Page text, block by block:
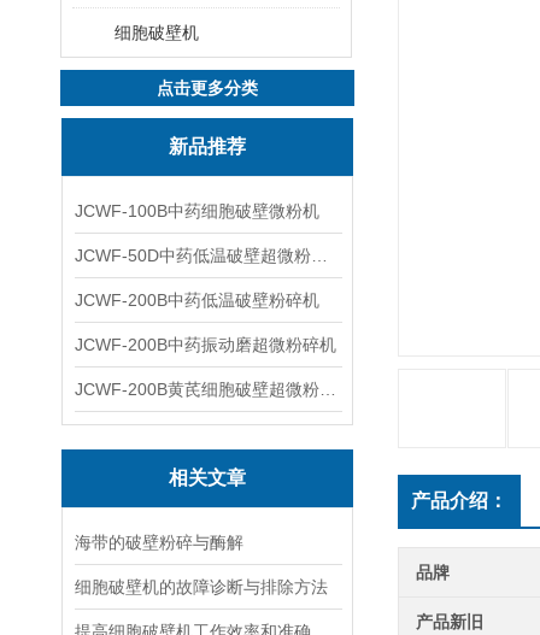
细胞破壁机
点击更多分类
新品推荐
JCWF-100B中药细胞破壁微粉机
JCWF-200B中药低温破壁粉碎机
JCWF-200B中药振动磨超微粉碎机
相关文章
海带的破壁粉碎与酶解
细胞破壁机的故障诊断与排除方法
产品介绍：
品牌
产品新旧